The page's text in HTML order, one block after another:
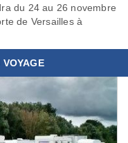
du 24 au 26 novembre
de Versailles à
VOYAGE